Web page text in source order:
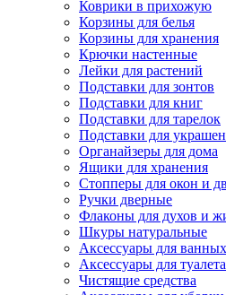
Коврики в прихожую
Корзины для белья
Корзины для хранения
Крючки настенные
Лейки для растений
Подставки для зонтов
Подставки для книг
Подставки для тарелок
Подставки для
Органайзеры для дома
Ящики для хранения
Стопперы для окон и
Ручки дверные
Флаконы для духов и
Шкуры натуральные
Аксессуары для
Аксессуары для туалета
Чистящие средства